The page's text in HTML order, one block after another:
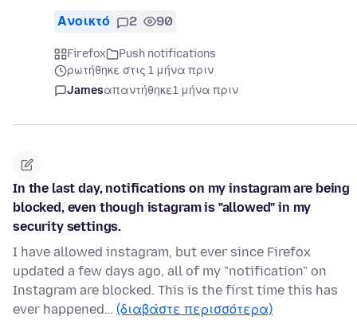
Ανοικτό 2 90
Firefox
Push notifications
ρωτήθηκε στις 1 μήνα πριν
Jamesαπαντήθηκε1 μήνα πριν
In the last day, notifications on my instagram are being
blocked, even though istagram is "allowed" in my
security settings.
I have allowed instagram, but ever since Firefox
updated a few days ago, all of my "notification" on
Instagram are blocked. This is the first time this has
ever happened… (διαβάστε περισσότερα)